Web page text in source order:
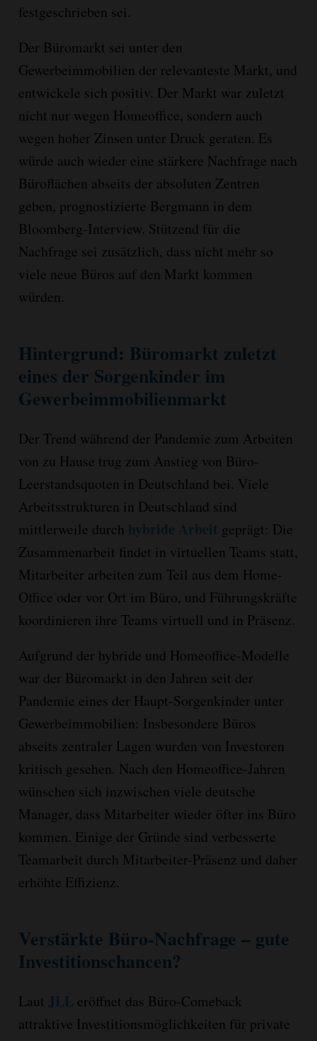
festgeschrieben sei.
Der Büromarkt sei unter den
Gewerbeimmobilien der relevanteste Markt, und
entwickele sich positiv. Der Markt war zuletzt
nicht nur wegen Homeoffice, sondern auch
wegen hoher Zinsen unter Druck geraten. Es
würde auch wieder eine stärkere Nachfrage nach
Büroflächen abseits der absoluten Zentren
geben, prognostizierte Bergmann in dem
Bloomberg-Interview. Stützend für die
Nachfrage sei zusätzlich, dass nicht mehr so
viele neue Büros auf den Markt kommen
würden.
Hintergrund: Büromarkt zuletzt
eines der Sorgenkinder im
Gewerbeimmobilienmarkt
Der Trend während der Pandemie zum Arbeiten
von zu Hause trug zum Anstieg von Büro-
Leerstandsquoten in Deutschland bei. Viele
Arbeitsstrukturen in Deutschland sind
mittlerweile durch hybride Arbeit geprägt: Die
Zusammenarbeit findet in virtuellen Teams statt,
Mitarbeiter arbeiten zum Teil aus dem Home-
Office oder vor Ort im Büro, und Führungskräfte
koordinieren ihre Teams virtuell und in Präsenz.
Aufgrund der hybride und Homeoffice-Modelle
war der Büromarkt in den Jahren seit der
Pandemie eines der Haupt-Sorgenkinder unter
Gewerbeimmobilien: Insbesondere Büros
abseits zentraler Lagen wurden von Investoren
kritisch gesehen. Nach den Homeoffice-Jahren
wünschen sich inzwischen viele deutsche
Manager, dass Mitarbeiter wieder öfter ins Büro
kommen. Einige der Gründe sind verbesserte
Teamarbeit durch Mitarbeiter-Präsenz und daher
erhöhte Effizienz.
Verstärkte Büro-Nachfrage – gute
Investitionschancen?
Laut JLL eröffnet das Büro-Comeback
attraktive Investitionsmöglichkeiten für private